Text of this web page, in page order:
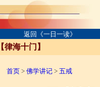
返回《一日一读》
【律海十门】
首页 > 佛学讲记 > 五戒